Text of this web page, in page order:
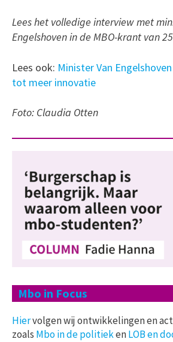
Lees het volledige interview met
Engelshoven in de MBO-krant van
Lees ook: Minister Van
tot meer innovatie
Foto: Claudia Otten
Mbo in Focus
Hiervolgen wij ontwikkelingen en
zoals Mbo in de politiekenLOB en